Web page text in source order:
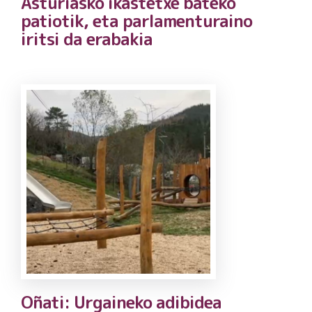
patiotik, eta parlamenturaino
iritsi da erabakia
Oñati: Urgaineko adibidea